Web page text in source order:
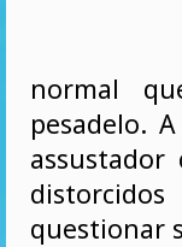
normal
pesadelo.
assustador
questionar